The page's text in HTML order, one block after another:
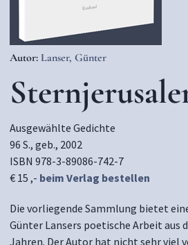
Autor: Lanser, Günter
Ausgewählte Gedichte
96 S., geb., 2002
ISBN 978-3-89086-742-7
€ 15 ,- beim Verlag bestellen
Die vorliegende Sammlung bietet
Günter Lansers poetische Arbeit aus
Jahren. Der Autor hat nicht sehr viel